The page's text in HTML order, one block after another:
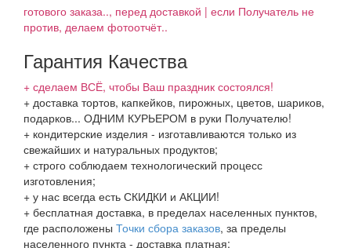
готового заказа.., перед доставкой | если Получатель не
против, делаем фотоотчёт..
Гарантия Качества
+ сделаем ВСЁ, чтобы Ваш праздник состоялся!
+ доставка тортов, капкейков, пирожных, цветов, шариков,
подарков... ОДНИМ КУРЬЕРОМ в руки Получателю!
+ кондитерские изделия - изготавливаются только из
свежайших и натуральных продуктов;
+ строго соблюдаем технологический процесс
изготовления;
+ у нас всегда есть СКИДКИ и АКЦИИ!
+ бесплатная доставка, в пределах населенных пунктов,
где расположены Точки сбора заказов, за пределы
населенного пункта - доставка платная;